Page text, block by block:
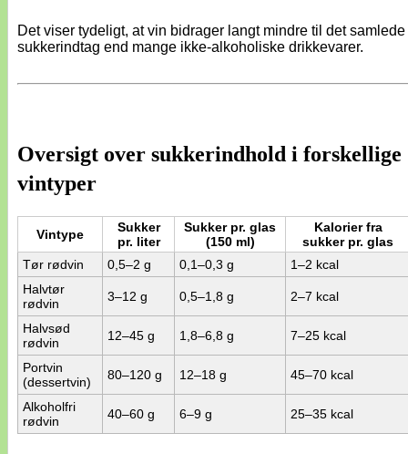
Det viser tydeligt, at vin bidrager langt mindre til det samlede
sukkerindtag end mange ikke-alkoholiske drikkevarer.
Oversigt over sukkerindhold i forskellige
vintyper
Vintype
Sukker
pr. liter
Sukker pr. glas
(150 ml)
Kalorier fra
sukker pr. glas
Tør rødvin
0,5–2 g 0,1–0,3 g
1–2 kcal
Halvtør
rødvin
3–12 g 0,5–1,8 g 2–7 kcal
Halvsød
rødvin
12–45 g 1,8–6,8 g 7–25 kcal
Portvin
(dessertvin)
80–120 g 12–18 g 45–70 kcal
Alkoholfri
rødvin
40–60 g 6–9 g 25–35 kcal